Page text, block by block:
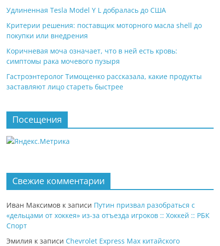
Удлиненная Tesla Model Y L добралась до США
Критерии решения: поставщик моторного масла shell до
покупки или внедрения
Коричневая моча означает, что в ней есть кровь:
симптомы рака мочевого пузыря
Гастроэнтеролог Тимощенко рассказала, какие продукты
заставляют лицо стареть быстрее
Посещения
Свежие комментарии
Иван Максимов к записи Путин призвал разобраться с
«дельцами от хоккея» из-за отъезда игроков :: Хоккей :: РБК
Спорт
Эмилия к записи Chevrolet Express Max китайского